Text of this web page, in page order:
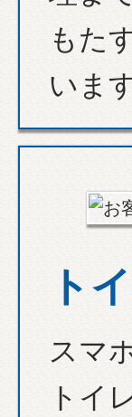
もた
います
ト
スマ
トイ